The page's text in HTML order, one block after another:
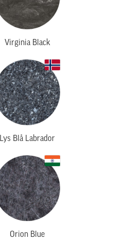
Virginia Black
Lys Blå Labrador
Orion Blue